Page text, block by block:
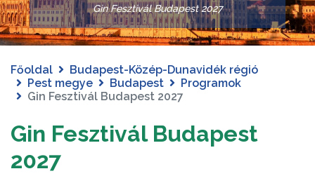
Gin Fesztivál Budapest 2027
Főoldal
Budapest-Közép-Dunavidék régió
Pest megye
Budapest
Programok
Gin Fesztivál Budapest 2027
Gin Fesztivál Budapest
2027